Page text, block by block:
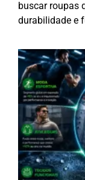
buscar roupas
durabilidade e